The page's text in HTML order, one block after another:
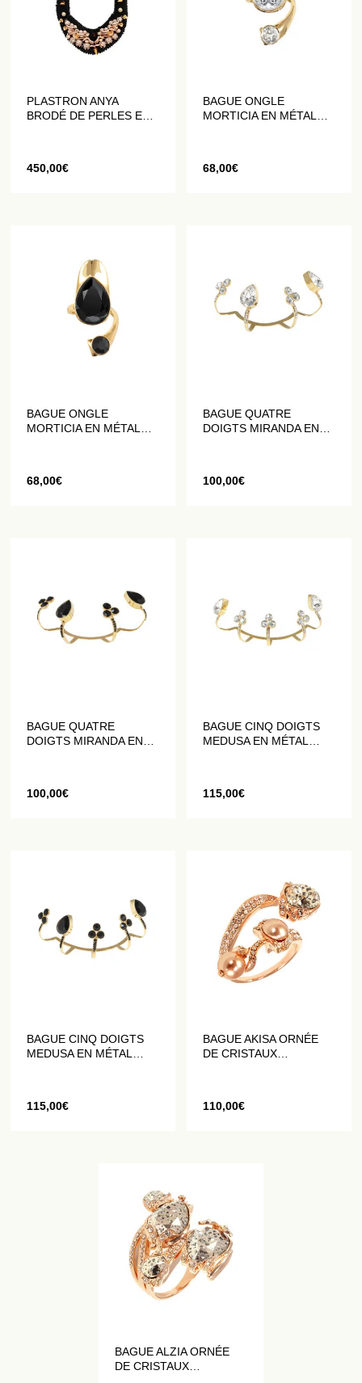
PLASTRON ANYA
BRODÉ DE PERLES ET
450,00€
BAGUE ONGLE
MORTICIA EN MÉTAL
68,00€
BAGUE ONGLE
MORTICIA EN MÉTAL
68,00€
BAGUE QUATRE
DOIGTS MIRANDA EN
100,00€
BAGUE QUATRE
DOIGTS MIRANDA EN
100,00€
BAGUE CINQ DOIGTS
MEDUSA EN MÉTAL
115,00€
BAGUE CINQ DOIGTS
MEDUSA EN MÉTAL
115,00€
BAGUE AKISA ORNÉE
DE CRISTAUX
110,00€
BAGUE ALZIA ORNÉE
DE CRISTAUX